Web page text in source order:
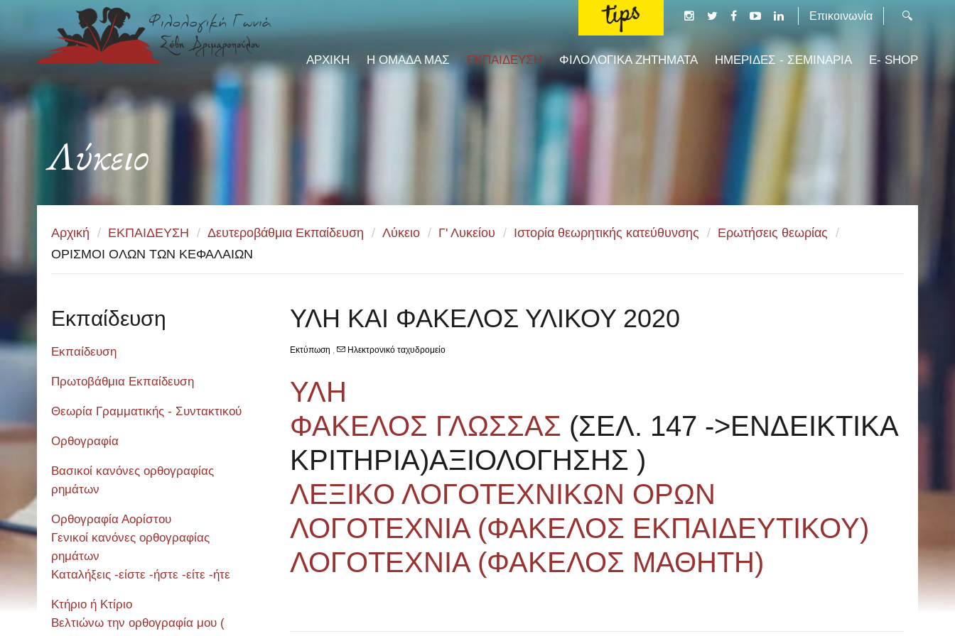
Επικοινωνία
ΑΡΧΙΚΗ Η ΟΜΑΔΑ ΜΑΣ ΕΚΠΑΙΔΕΥΣΗ ΦΙΛΟΛΟΓΙΚΑ ΖΗΤΗΜΑΤΑ ΗΜΕΡΙΔΕΣ - ΣΕΜΙΝΑΡΙΑ E- SHOP
Λύκειο
Αρχική / ΕΚΠΑΙΔΕΥΣΗ / Δευτεροβάθμια Εκπαίδευση / Λύκειο / Γ' Λυκείου / Ιστορία θεωρητικής κατεύθυνσης / Ερωτήσεις θεωρίας /
ΟΡΙΣΜΟΙ ΟΛΩΝ ΤΩΝ ΚΕΦΑΛΑΙΩΝ
ΥΛΗ ΚΑΙ ΦΑΚΕΛΟΣ ΥΛΙΚΟΥ 2020
Εκτύπωση , Ηλεκτρονικό ταχυδρομείο
ΥΛΗ
ΦΑΚΕΛΟΣ ΓΛΩΣΣΑΣ (ΣΕΛ. 147 ->ΕΝΔΕΙΚΤΙΚΑ
ΚΡΙΤΗΡΙΑ)ΑΞΙΟΛΟΓΗΣΗΣ )
ΛΕΞΙΚΟ ΛΟΓΟΤΕΧΝΙΚΩΝ ΟΡΩΝ
ΛΟΓΟΤΕΧΝΙΑ (ΦΑΚΕΛΟΣ ΕΚΠΑΙΔΕΥΤΙΚΟΥ)
ΛΟΓΟΤΕΧΝΙΑ (ΦΑΚΕΛΟΣ ΜΑΘΗΤΗ)
Εκπαίδευση
Εκπαίδευση
Πρωτοβάθμια Εκπαίδευση
Θεωρία Γραμματικής - Συντακτικού
Ορθογραφία
Βασικοί κανόνες ορθογραφίας
ρημάτων
Ορθογραφία Αορίστου
Γενικοί κανόνες ορθογραφίας
ρημάτων
Καταλήξεις -είστε -ήστε -είτε -ήτε
Κτήριο ή Κτίριο
Βελτιώνω την ορθογραφία μου (